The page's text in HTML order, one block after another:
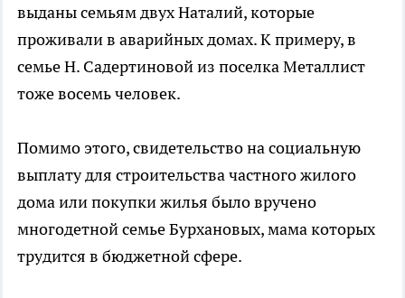
выданы семьям двух Наталий, которые
проживали в аварийных домах. К примеру, в
семье Н. Садертиновой из поселка Металлист
тоже восемь человек.
Помимо этого, свидетельство на социальную
выплату для строительства частного жилого
дома или покупки жилья было вручено
многодетной семье Бурхановых, мама которых
трудится в бюджетной сфере.